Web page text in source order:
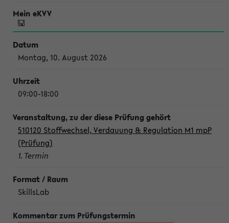
Montag, 10. August 2026
09:00-18:00
510120 Stoffwechsel, Verdauung & Regulation M1 mpP
(Prüfung)
1. Termin
SkillsLab